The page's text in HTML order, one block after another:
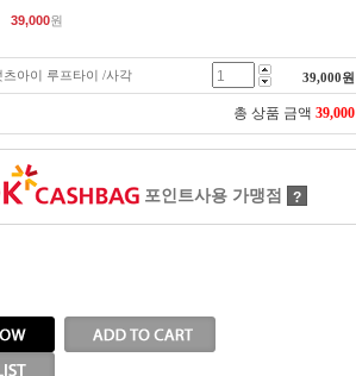
39,000원
아이 루프타이 /사각 39,000원
총 상품 금액 39,000
포인트사용 가맹점 ?